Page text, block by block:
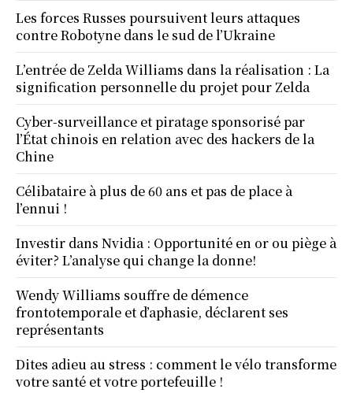
Les forces Russes poursuivent leurs attaques
contre Robotyne dans le sud de l’Ukraine
L’entrée de Zelda Williams dans la réalisation : La
signification personnelle du projet pour Zelda
Cyber-surveillance et piratage sponsorisé par
l’État chinois en relation avec des hackers de la
Chine
Célibataire à plus de 60 ans et pas de place à
l’ennui !
Investir dans Nvidia : Opportunité en or ou piège à
éviter? L’analyse qui change la donne!
Wendy Williams souffre de démence
frontotemporale et d’aphasie, déclarent ses
représentants
Dites adieu au stress : comment le vélo transforme
votre santé et votre portefeuille !